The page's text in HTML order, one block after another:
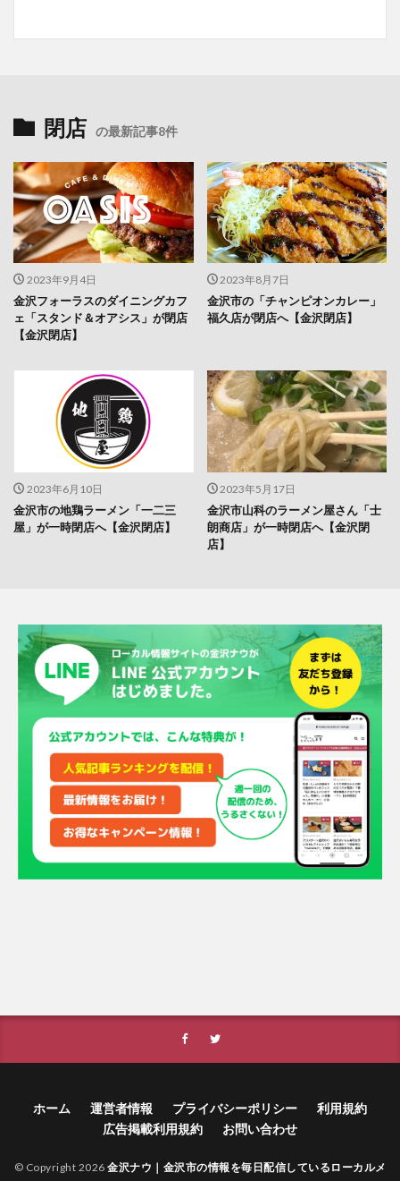
閉店 の最新記事8件
2023年9月4日
金沢フォーラスのダイニングカフ
ェ「スタンド＆オアシス」が閉店
【金沢閉店】
2023年8月7日
金沢市の「チャンピオンカレー」
福久店が閉店へ【金沢閉店】
2023年6月10日
金沢市の地鶏ラーメン「一二三
屋」が一時閉店へ【金沢閉店】
2023年5月17日
金沢市山科のラーメン屋さん「士
朗商店」が一時閉店へ【金沢閉
店】
ホーム 運営者情報 プライバシーポリシー
利用規約
広告掲載利用規約
お問い合わせ
© Copyright 2026 金沢ナウ｜金沢市の情報を毎日配信しているローカルメ